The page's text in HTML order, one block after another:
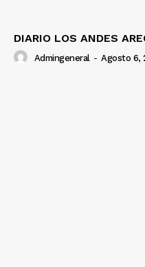
Nosotros
Contacto
DIARIO LOS ANDES
Admingeneral - Agosto 6,